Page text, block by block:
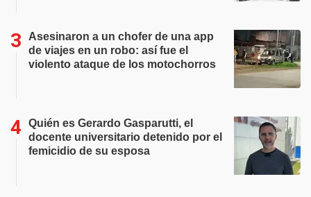
Asesinaron a un chofer de una app
de viajes en un robo: así fue el
violento ataque de los motochorros
Quién es Gerardo Gasparutti, el
docente universitario detenido por el
femicidio de su esposa